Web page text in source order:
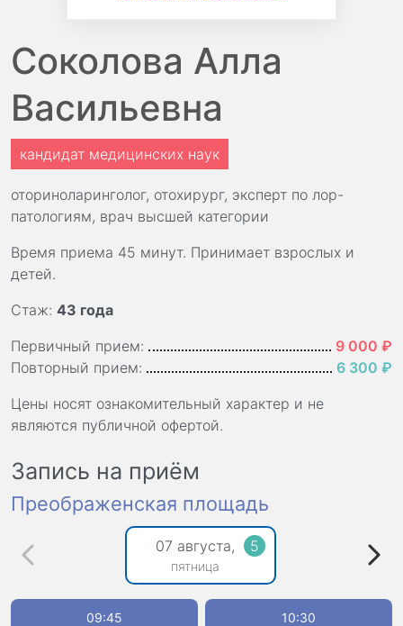
Соколова Алла
Васильевна
кандидат медицинских наук
оториноларинголог, отохирург, эксперт по лор-
патологиям, врач высшей категории
Время приема 45 минут. Принимает взрослых и
детей.
Стаж: 43 года
Первичный прием:
9 000 ₽
Повторный прием:
6 300 ₽
Цены носят ознакомительный характер и не
являются публичной офертой.
Запись на приём
Преображенская площадь
5
07 августа,
пятница
09:45 10:30